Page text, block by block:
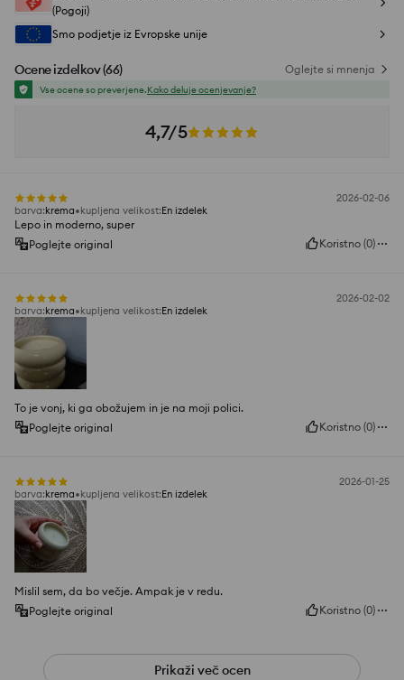
(Pogoji)
Smo podjetje iz Evropske unije
Ocene izdelkov(66) Oglejte si mnenja
Vse ocene so preverjene.Kako deluje ocenjevanje?
4,7/5
2026-02-06
barva:krema kupljena velikost:En izdelek
Lepo in moderno, super
Poglejte original
Koristno (0)
2026-02-02
barva:krema kupljena velikost:En izdelek
To je vonj, ki ga obožujem in je na moji polici.
Poglejte original
Koristno (0)
2026-01-25
barva:krema kupljena velikost:En izdelek
Mislil sem, da bo večje. Ampak je v redu.
Poglejte original
Koristno (0)
Prikaži več ocen